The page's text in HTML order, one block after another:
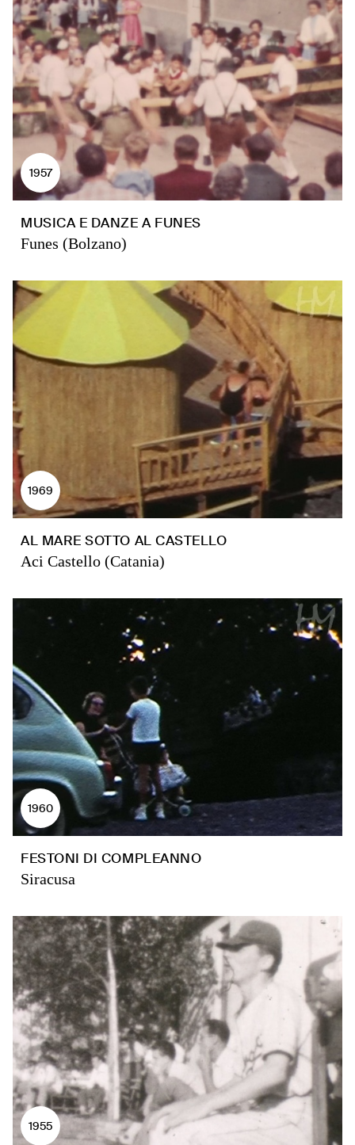
1957
MUSICA E DANZE A FUNES
Funes (Bolzano)
1969
AL MARE SOTTO AL CASTELLO
Aci Castello (Catania)
1960
FESTONI DI COMPLEANNO
Siracusa
1955